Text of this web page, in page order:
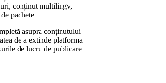
conținut multilingv,
pachete.
asupra conținutului
de a extinde platforma
de lucru de publicare